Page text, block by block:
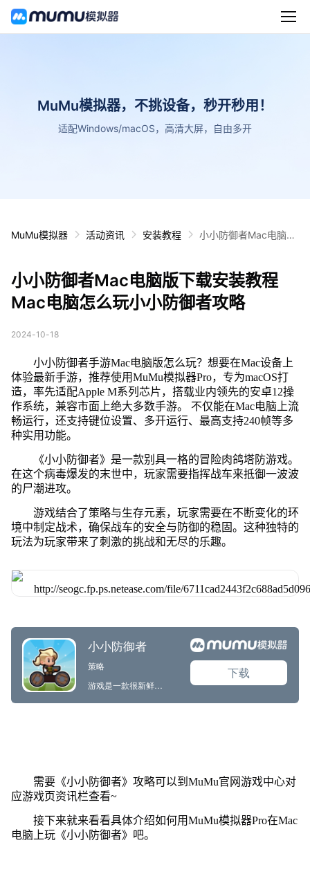
MuMu模拟器，不挑设备，秒开秒用！
适配Windows/macOS，高清大屏，自由多开
MuMu模拟器 活动资讯 安装教程
小小防御者Mac电脑版
小小防御者Mac电脑版下载安装教程
Mac电脑怎么玩小小防御者攻略
2024-10-18
小小防御者手游Mac电脑版怎么玩？想要在Mac设备上
体验最新手游，推荐使用MuMu模拟器Pro，专为macOS打
造，率先适配Apple M系列芯片，搭载业内领先的安卓12操
作系统，兼容市面上绝大多数手游。 不仅能在Mac电脑上流
畅运行，还支持键位设置、多开运行、最高支持240帧等多
种实用功能。
《小小防御者》是一款别具一格的冒险肉鸽塔防游戏。
在这个病毒爆发的末世中，玩家需要指挥战车来抵御一波波
的尸潮进攻。
游戏结合了策略与生存元素，玩家需要在不断变化的环
境中制定战术，确保战车的安全与防御的稳固。这种独特的
玩法为玩家带来了刺激的挑战和无尽的乐趣。
需要《小小防御者》攻略可以到MuMu官网游戏中心对
应游戏页资讯栏查看~
接下来就来看看具体介绍如何用MuMu模拟器Pro在Mac
电脑上玩《小小防御者》吧。